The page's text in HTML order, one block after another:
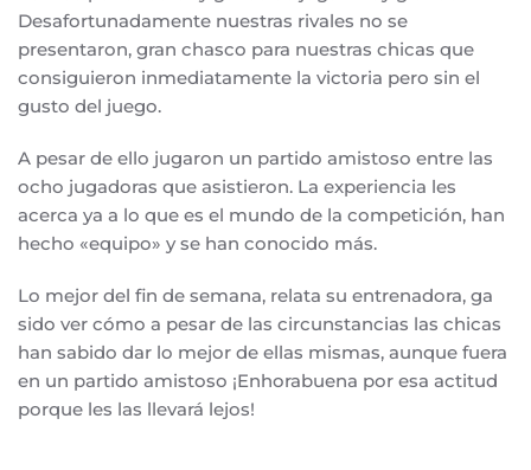
Desafortunadamente nuestras rivales no se
presentaron, gran chasco para nuestras chicas que
consiguieron inmediatamente la victoria pero sin el
gusto del juego.
A pesar de ello jugaron un partido amistoso entre las
ocho jugadoras que asistieron. La experiencia les
acerca ya a lo que es el mundo de la competición, han
hecho «equipo» y se han conocido más.
Lo mejor del fin de semana, relata su entrenadora, ga
sido ver cómo a pesar de las circunstancias las chicas
han sabido dar lo mejor de ellas mismas, aunque fuera
en un partido amistoso ¡Enhorabuena por esa actitud
porque les las llevará lejos!